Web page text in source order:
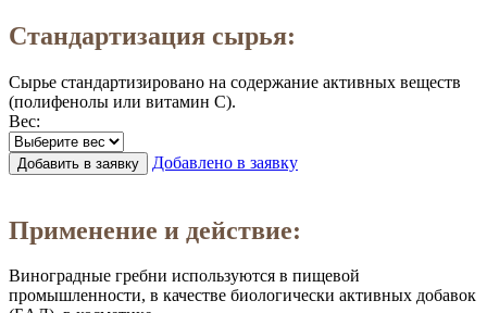
Стандартизация сырья:
Сырье стандартизировано на содержание активных веществ
(полифенолы или витамин С).
Вес:
Добавить в заявку
Добавлено в заявку
Применение и действие:
Виноградные гребни используются в пищевой
промышленности, в качестве биологически активных добавок